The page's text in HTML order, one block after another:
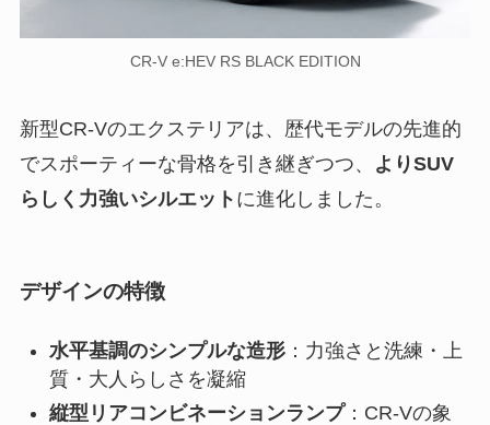
CR-V e:HEV RS BLACK EDITION
新型CR-Vのエクステリアは、歴代モデルの先進的
でスポーティーな骨格を引き継ぎつつ、
よりSUV
らしく力強いシルエット に進化しました。
デザインの特徴
水平基調のシンプルな造形：力強さと洗練・上
質・大人らしさを凝縮
縦型リアコンビネーションランプ：CR-Vの象